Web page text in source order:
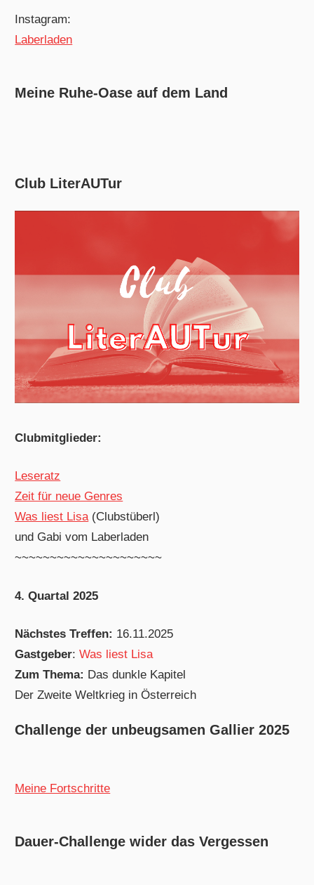
Instagram:
Laberladen
Meine Ruhe-Oase auf dem Land
Club LiterAUTur
Clubmitglieder:
Leseratz
Zeit für neue Genres
Was liest Lisa(Clubstüberl)
und Gabi vom Laberladen
~~~~~~~~~~~~~~~~~~~~~
4. Quartal 2025
Nächstes Treffen: 16.11.2025
Gastgeber:Was liest Lisa
Zum Thema: Das dunkle Kapitel
Der Zweite Weltkrieg in Österreich
Challenge der unbeugsamen Gallier 2025
Meine Fortschritte
Dauer-Challenge wider das Vergessen